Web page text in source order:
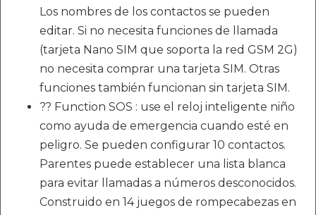
Los nombres de los contactos se pueden
editar. Si no necesita funciones de llamada
(tarjeta Nano SIM que soporta la red GSM 2G)
no necesita comprar una tarjeta SIM. Otras
funciones también funcionan sin tarjeta SIM.
?? Function SOS : use el reloj inteligente niño
como ayuda de emergencia cuando esté en
peligro. Se pueden configurar 10 contactos.
Parentes puede establecer una lista blanca
para evitar llamadas a números desconocidos.
Construido en 14 juegos de rompecabezas en